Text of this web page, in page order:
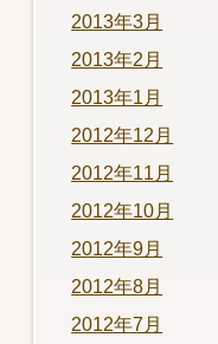
2013年3月
2013年2月
2013年1月
2012年12月
2012年11月
2012年10月
2012年9月
2012年8月
2012年7月